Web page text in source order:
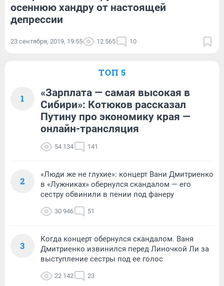
осеннюю хандру от настоящей
депрессии
23 сентября, 2019, 19:55 12 565 10
ТОП 5
1
«Зарплата — самая высокая в
Сибири»: Котюков рассказал
Путину про экономику края —
онлайн-трансляция
54 134 141
2
«Люди же не глухие»: концерт Вани Дмитриенко
в «Лужниках» обернулся скандалом — его
сестру обвинили в пении под фанеру
30 946 51
3
Когда концерт обернулся скандалом. Ваня
Дмитриенко извинился перед Линочкой Ли за
выступление сестры под ее голос
22 142 23